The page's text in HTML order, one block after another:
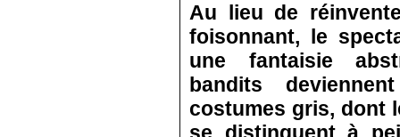
Au lieu de
foisonnant, le
une fantaisie
bandits
costumes gris, dont